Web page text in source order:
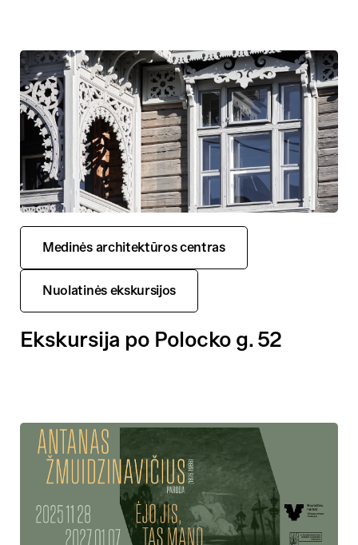
Medinės architektūros centras
Nuolatinės ekskursijos
Ekskursija po Polocko g. 52